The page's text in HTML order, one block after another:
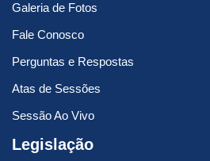
Galeria de Fotos
Fale Conosco
Perguntas e Respostas
Atas de Sessões
Sessão Ao Vivo
Legislação